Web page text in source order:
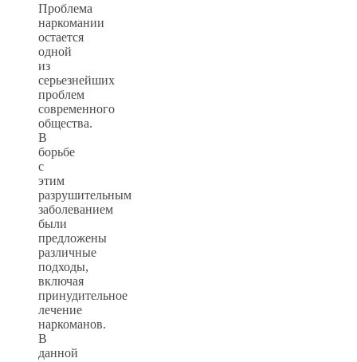
Проблема
наркомании
остается
одной
из
серьезнейших
проблем
современного
общества.
В
борьбе
с
этим
разрушительным
заболеванием
были
предложены
различные
подходы,
включая
принудительное
лечение
наркоманов.
В
данной